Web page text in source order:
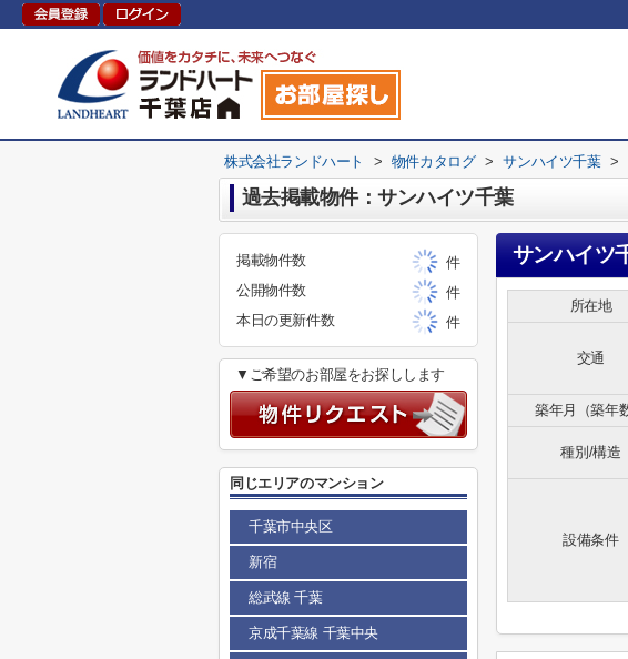
株式会社ランドハート > 物件カタログ > サンハイツ千葉 >
過去掲載物件：サンハイツ千葉
サンハイツ
所在地
交通
築年月（築年
種別/構造
設備条件
掲載物件数
件
公開物件数
件
本日の更新件数
件
▼ご希望のお部屋をお探しします
同じエリアのマンション
千葉市中央区
新宿
総武線 千葉
京成千葉線 千葉中央